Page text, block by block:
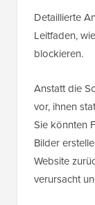
Detaillierte
Leitfaden,
blockieren.
Anstatt die
vor, ihnen
Sie könnten
Bilder
Website
verursacht